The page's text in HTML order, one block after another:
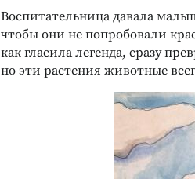
Воспитательница давала
чтобы они не попробовали
как гласила легенда, сразу
но эти растения животные